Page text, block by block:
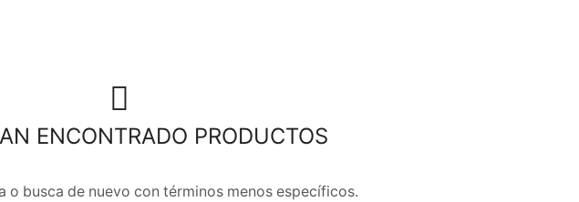
ENCONTRADO PRODUCTOS
o busca de nuevo con términos menos específicos.